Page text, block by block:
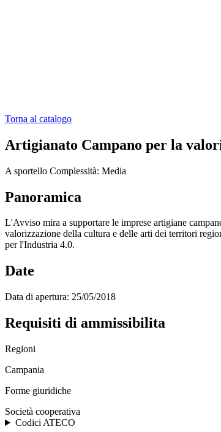
Torna al catalogo
Artigianato Campano per la
A sportello Complessità: Media
Panoramica
L'Avviso mira a supportare le imprese artigiane
valorizzazione della cultura e delle arti dei territori
per l'Industria 4.0.
Date
Data di apertura: 25/05/2018
Requisiti di ammissibilita
Regioni
Campania
Forme giuridiche
Società cooperativa
Codici ATECO